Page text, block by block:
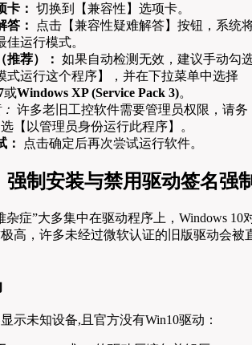
卡： 切换到【兼容性】选项卡。
答：
点击【兼容性疑难解答】按钮，系统
佳运行模式。
推荐）： 如果自动检测无效，建议手动勾
式运行这个程序】，并在下拉菜单中选择
或Windows XP (Service Pack 3)。
许多老旧工控软件需要管理员权限，请务
【以管理员身份运行此程序】。
：
点击确定后再次尝试运行软件。
强制安装与禁用驱动签名强
杂症”大多集中在驱动程序上，Windows 10
高，许多未经过微软认证的旧版驱动会被
示未知设备,且官方没有Win10驱动：